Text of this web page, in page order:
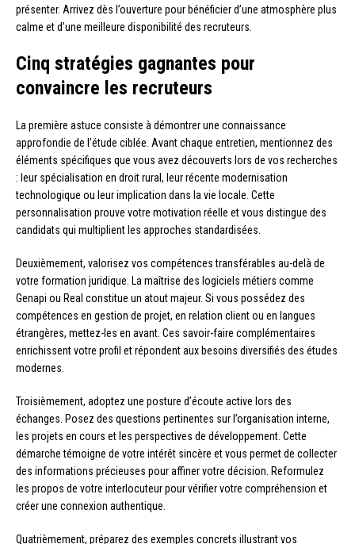
présenter. Arrivez dès l’ouverture pour bénéficier d’une atmosphère plus
calme et d’une meilleure disponibilité des recruteurs.
Cinq stratégies gagnantes pour
convaincre les recruteurs
La première astuce consiste à démontrer une connaissance
approfondie de l’étude ciblée. Avant chaque entretien, mentionnez des
éléments spécifiques que vous avez découverts lors de vos recherches
: leur spécialisation en droit rural, leur récente modernisation
technologique ou leur implication dans la vie locale. Cette
personnalisation prouve votre motivation réelle et vous distingue des
candidats qui multiplient les approches standardisées.
Deuxièmement, valorisez vos compétences transférables au-delà de
votre formation juridique. La maîtrise des logiciels métiers comme
Genapi ou Real constitue un atout majeur. Si vous possédez des
compétences en gestion de projet, en relation client ou en langues
étrangères, mettez-les en avant. Ces savoir-faire complémentaires
enrichissent votre profil et répondent aux besoins diversifiés des études
modernes.
Troisièmement, adoptez une posture d’écoute active lors des
échanges. Posez des questions pertinentes sur l’organisation interne,
les projets en cours et les perspectives de développement. Cette
démarche témoigne de votre intérêt sincère et vous permet de collecter
des informations précieuses pour affiner votre décision. Reformulez
les propos de votre interlocuteur pour vérifier votre compréhension et
créer une connexion authentique.
Quatrièmement, préparez des exemples concrets illustrant vos